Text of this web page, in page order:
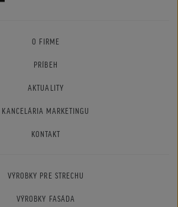
O FIRME
PRÍBEH
AKTUALITY
KANCELÁRIA MARKETINGU
KONTAKT
VÝROBKY PRE STRECHU
VÝROBKY FASÁDA